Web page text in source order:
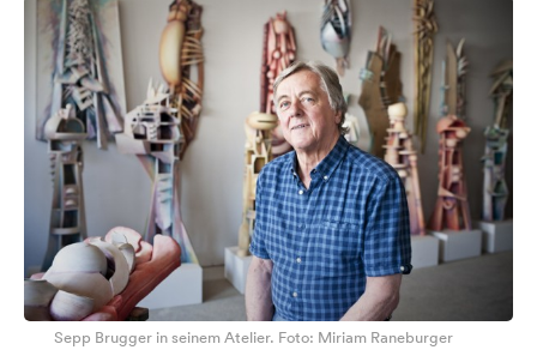
Sepp Brugger in seinem Atelier. Foto: Miriam Raneburger